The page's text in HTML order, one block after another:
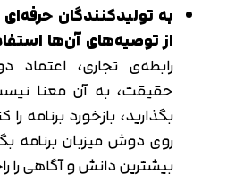
به تولیدکنندگان
از توصیه‌های آن‌ها
رابطه‌ی تجاری، اعتماد
حقیقت، به آن معنا
بگذارید، بازخورد برنامه
روی دوش میزبان برنامه
بیشترین دانش و آگاهی